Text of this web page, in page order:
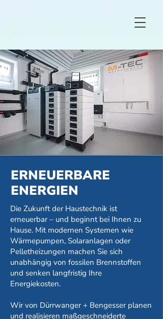
ERNEUERBARE
ENERGIEN
Die Zukunft der Haustechnik ist
erneuerbar – und beginnt bei Ihnen zu
Hause. Mit modernen Systemen wie
Wärmepumpen, Solaranlagen oder
Pelletheizungen machen Sie sich
unabhängig von fossilen Brennstoffen
und senken langfristig Ihre
Energiekosten.
Wir von Dürrwanger + Bengesser planen
und realisieren maßgeschneiderte